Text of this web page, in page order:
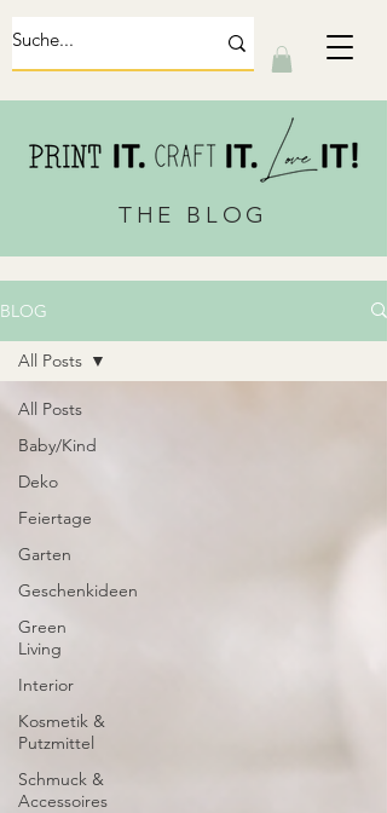
THE BLOG
BLOG
All Posts
Baby/Kind
Deko
Feiertage
Garten
Geschenkideen
Green
Living
Interior
Kosmetik &
Putzmittel
Schmuck &
Accessoires
All Posts